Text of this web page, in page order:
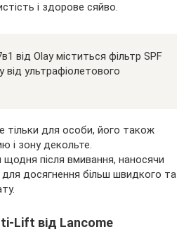
і здорове сяйво.
від Olay міститься фільтр SPF
від ультрафіолетового
тільки для особи, його також
і зону декольте.
після вмивання, наносячи
для досягнення більш швидкого та
Lift від Lancome